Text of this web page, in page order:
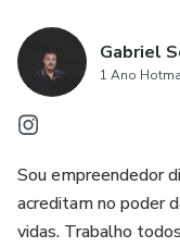
Gabriel
1 Ano
Sou empreendedor
acreditam no poder
vidas. Trabalho